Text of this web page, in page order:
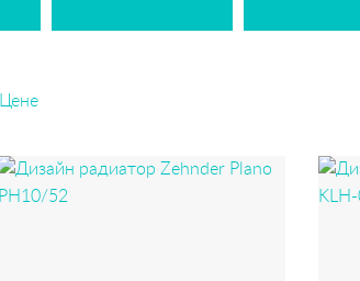
Цене